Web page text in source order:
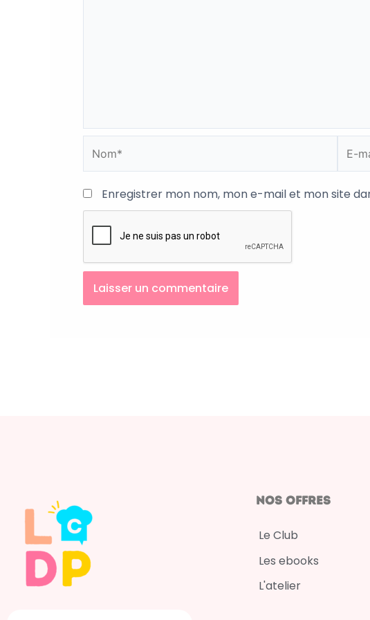
mail*
Enregistrer mon nom, mon e-mail et mon site
nos offres
Le Club
Les ebooks
L'atelier